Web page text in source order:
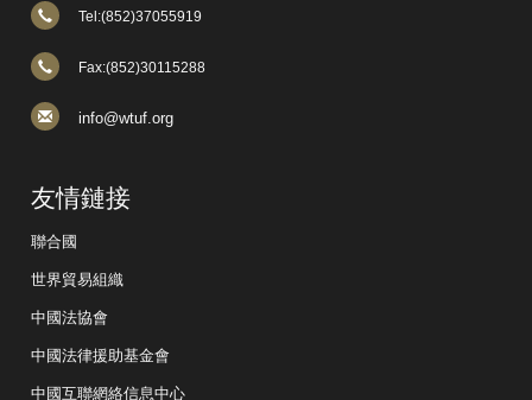
Tel:(852)37055919
Fax:(852)30115288
info@wtuf.org
友情鏈接
聯合國
世界貿易組織
中國法協會
中國法律援助基金會
中國互聯網絡信息中心